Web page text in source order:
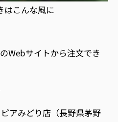
はこんな風に
Webサイトから注文でき
アみどり店（長野県茅野